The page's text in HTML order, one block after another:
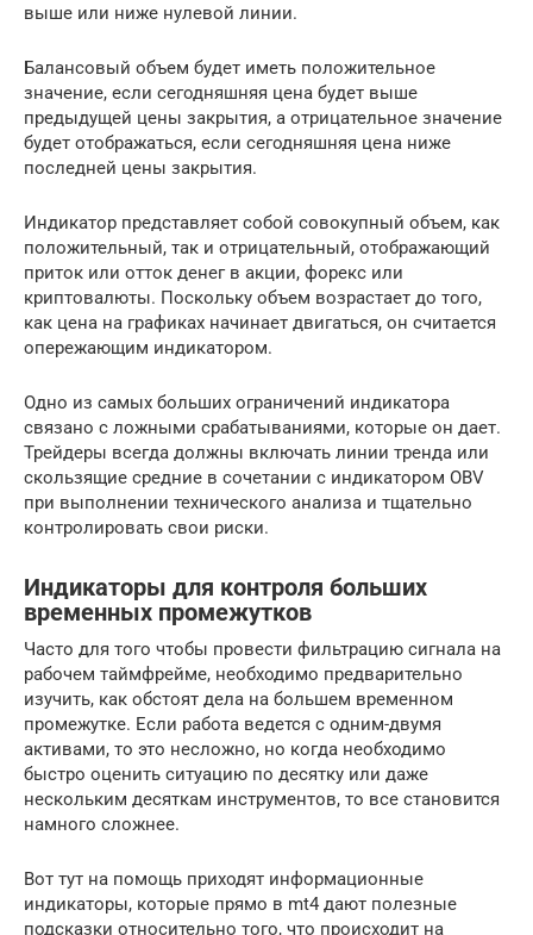
выше или ниже нулевой линии.
Балансовый объем будет иметь положительное
значение, если сегодняшняя цена будет выше
предыдущей цены закрытия, а отрицательное значение
будет отображаться, если сегодняшняя цена ниже
последней цены закрытия.
Индикатор представляет собой совокупный объем, как
положительный, так и отрицательный, отображающий
приток или отток денег в акции, форекс или
криптовалюты. Поскольку объем возрастает до того,
как цена на графиках начинает двигаться, он считается
опережающим индикатором.
Одно из самых больших ограничений индикатора
связано с ложными срабатываниями, которые он дает.
Трейдеры всегда должны включать линии тренда или
скользящие средние в сочетании с индикатором OBV
при выполнении технического анализа и тщательно
контролировать свои риски.
Индикаторы для контроля больших
временных промежутков
Часто для того чтобы провести фильтрацию сигнала на
рабочем таймфрейме, необходимо предварительно
изучить, как обстоят дела на большем временном
промежутке. Если работа ведется с одним-двумя
активами, то это несложно, но когда необходимо
быстро оценить ситуацию по десятку или даже
нескольким десяткам инструментов, то все становится
намного сложнее.
Вот тут на помощь приходят информационные
индикаторы, которые прямо в mt4 дают полезные
подсказки относительно того, что происходит на